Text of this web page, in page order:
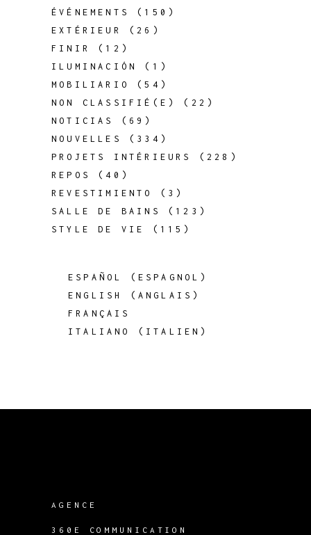
ÉVÉNEMENTS
(150)
EXTÉRIEUR
(26)
FINIR
(12)
ILUMINACIÓN
(1)
MOBILIARIO
(54)
NON CLASSIFIÉ(E)
(22)
NOTICIAS
(69)
NOUVELLES
(334)
PROJETS INTÉRIEURS
(228)
REPOS
(40)
REVESTIMIENTO
(3)
SALLE DE BAINS
(123)
STYLE DE VIE
(115)
ESPAÑOL ( ESPAGNOL
)
ENGLISH
( ANGLAIS )
FRANÇAIS
ITALIANO
( ITALIEN )
AGENCE
360E COMMUNICATION